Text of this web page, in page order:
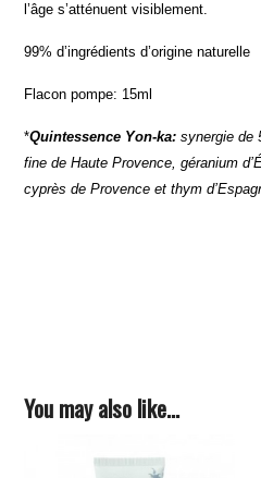
l’âge s’atténuent visiblement.
99% d’ingrédients d’origine naturelle
Flacon pompe: 15ml
*Quintessence Yon-ka:synergie de
fine de Haute Provence, géranium
cyprès de Provence et thym
You may also like…